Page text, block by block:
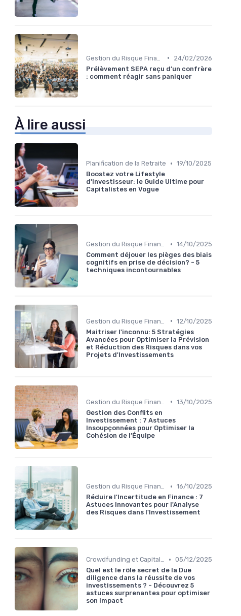
•
24/02/2026
Prélèvement SEPA reçu d’un confrère
: comment réagir sans paniquer
À lire aussi
Planification de la Retraite • 19/10/2025
Boostez votre Lifestyle
d'Investisseur: le Guide Ultime pour
Capitalistes en Vogue
Gestion du Risque Financier • 14/10/2025
Comment déjouer les pièges des biais
cognitifs en prise de décision? - 5
techniques incontournables
• 12/10/2025
Maitriser l'inconnu: 5 Stratégies
Avancées pour Optimiser la Prévision
et Réduction des Risques dans vos
Projets d'Investissements
• 13/10/2025
Gestion des Conflits en
Investissement : 7 Astuces
Insoupçonnées pour Optimiser la
Cohésion de l’Équipe
Gestion du Risque Financier • 16/10/2025
Réduire l'Incertitude en Finance : 7
Astuces Innovantes pour l'Analyse
des Risques dans l'Investissement
Crowdfunding et Capital Risque • 05/12/2025
Quel est le rôle secret de la Due
diligence dans la réussite de vos
investissements ? - Découvrez 5
astuces surprenantes pour optimiser
son impact